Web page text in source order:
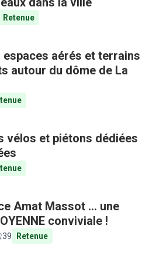
Retenue
espaces aérés et terrains
autour du dôme de La
vélos et piétons dédiées
Amat Massot ... une
conviviale !
39 Retenue